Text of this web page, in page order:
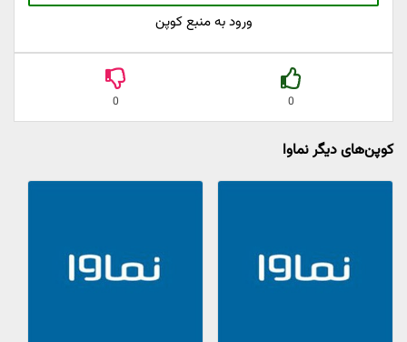
ورود به منبع کوپن
0
0
کوپن‌های دیگر نماوا